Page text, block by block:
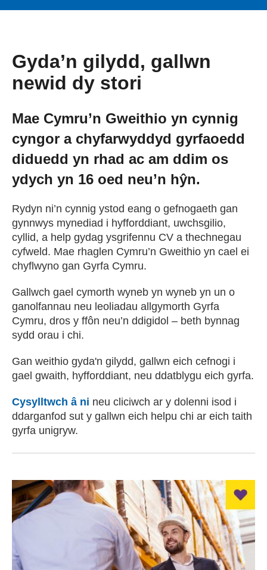
Gyda’n gilydd, gallwn
newid dy stori
Mae Cymru’n Gweithio yn cynnig
cyngor a chyfarwyddyd gyrfaoedd
diduedd yn rhad ac am ddim os
ydych yn 16 oed neu’n hŷn.
Rydyn ni’n cynnig ystod eang o gefnogaeth gan
gynnwys mynediad i hyfforddiant, uwchsgilio,
cyllid, a help gydag ysgrifennu CV a thechnegau
cyfweld. Mae rhaglen Cymru’n Gweithio yn cael ei
chyflwyno gan Gyrfa Cymru.
Gallwch gael cymorth wyneb yn wyneb yn un o
ganolfannau neu leoliadau allgymorth Gyrfa
Cymru, dros y ffôn neu’n ddigidol – beth bynnag
sydd orau i chi.
Gan weithio gyda'n gilydd, gallwn eich cefnogi i
gael gwaith, hyfforddiant, neu ddatblygu eich gyrfa.
Cysylltwch â ni neu cliciwch ar y dolenni isod i
ddarganfod sut y gallwn eich helpu chi ar eich taith
gyrfa unigryw.